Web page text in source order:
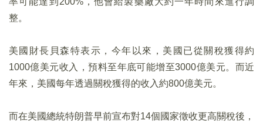
整。
美國財長貝森特表示，今年以來，美國已從關稅獲得約
1000億美元收入，預料至年底可能增至3000億美元。而近
年來，美國每年透過關稅獲得的收入約800億美元。
而在美國總統特朗普早前宣布對14個國家徵收更高關稅後，